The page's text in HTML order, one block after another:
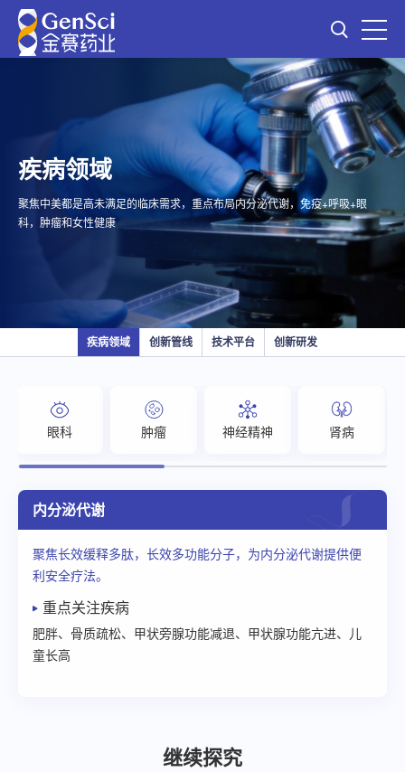
疾病领域
聚焦中美都是高未满足的临床需求，重点布局内分泌代谢，免疫+呼吸+眼
科，肿瘤和女性健康
疾病领域 创新管线 技术平台 创新研发
眼科 肿瘤 神经精神 肾病
内分泌代谢
聚焦长效缓释多肽，长效多功能分子，为内分泌代谢提供便
利安全疗法。
重点关注疾病
肥胖、骨质疏松、甲状旁腺功能减退、甲状腺功能亢进、儿
童长高
继续探究